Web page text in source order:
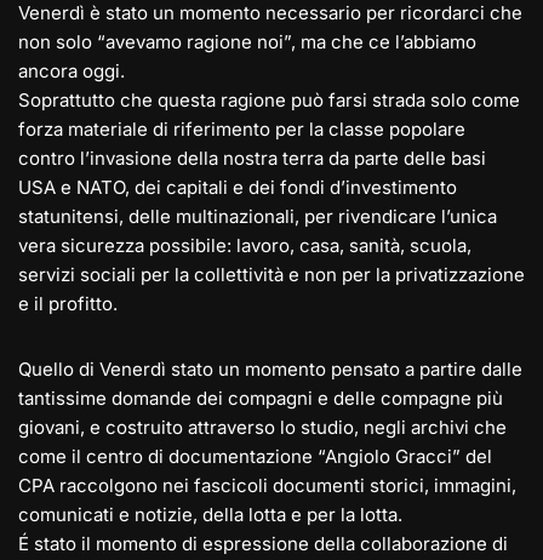
Venerdì è stato un momento necessario per ricordarci che
non solo “avevamo ragione noi”, ma che ce l’abbiamo
ancora oggi.
Soprattutto che questa ragione può farsi strada solo come
forza materiale di riferimento per la classe popolare
contro l’invasione della nostra terra da parte delle basi
USA e NATO, dei capitali e dei fondi d’investimento
statunitensi, delle multinazionali, per rivendicare l’unica
vera sicurezza possibile: lavoro, casa, sanità, scuola,
servizi sociali per la collettività e non per la privatizzazione
e il profitto.
Quello di Venerdì stato un momento pensato a partire dalle
tantissime domande dei compagni e delle compagne più
giovani, e costruito attraverso lo studio, negli archivi che
come il centro di documentazione “Angiolo Gracci” del
CPA raccolgono nei fascicoli documenti storici, immagini,
comunicati e notizie, della lotta e per la lotta.
É stato il momento di espressione della collaborazione di